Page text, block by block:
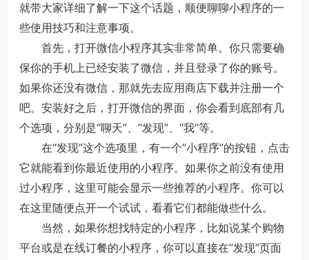
就带大家详细了解一下这个话题，顺便聊聊小程序的一
些使用技巧和注意事项。
首先，打开微信小程序其实非常简单。你只需要确
保你的手机上已经安装了微信，并且登录了你的账号。
如果你还没有微信，那就先去应用商店下载并注册一个
吧。安装好之后，打开微信的界面，你会看到底部有几
个选项，分别是“聊天”、“发现”、“我”等。
在“发现”这个选项里，有一个“小程序”的按钮，点击
它就能看到你最近使用的小程序。如果你之前没有使用
过小程序，这里可能会显示一些推荐的小程序。你可以
在这里随便点开一个试试，看看它们都能做些什么。
当然，如果你想找特定的小程序，比如说某个购物
平台或是在线订餐的小程序，你可以直接在“发现”页面